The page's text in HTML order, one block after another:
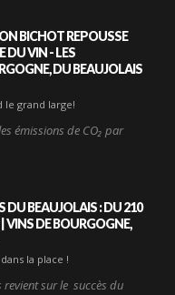
BICHOT REPOUSSE
DU VIN - LES
DU BEAUJOLAIS
le grand large!
émissions de CO₂ par
DU BEAUJOLAIS : DU 210
VINS DE BOURGOGNE,
la place !
sur le succès du